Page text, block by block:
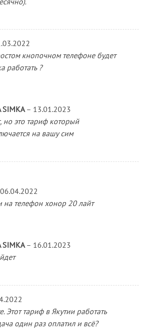
кнопочном телефоне будет
работать ?
SIMKA– 13.01.2023
но это тариф который
на вашу сим
06.04.2022
на телефон хонор 20 лайт
SIMKA– 16.01.2023
Этот тариф в Якутии работать
один раз оплатил и всё?